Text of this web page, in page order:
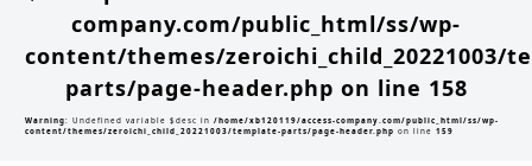
company.com/public_html/ss/wp-
content/themes/zeroichi_child_20221003/
parts/page-header.php on line 158
Warning: Undefined variable $desc in /home/xb120119/access-company.com/public_html/ss/wp-
content/themes/zeroichi_child_20221003/template-parts/page-header.php on line 159